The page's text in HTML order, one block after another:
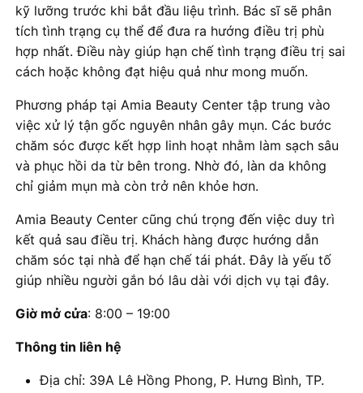
kỹ lưỡng trước khi bắt đầu liệu trình. Bác sĩ sẽ phân
tích tình trạng cụ thể để đưa ra hướng điều trị phù
hợp nhất. Điều này giúp hạn chế tình trạng điều trị sai
cách hoặc không đạt hiệu quả như mong muốn.
Phương pháp tại Amia Beauty Center tập trung vào
việc xử lý tận gốc nguyên nhân gây mụn. Các bước
chăm sóc được kết hợp linh hoạt nhằm làm sạch sâu
và phục hồi da từ bên trong. Nhờ đó, làn da không
chỉ giảm mụn mà còn trở nên khỏe hơn.
Amia Beauty Center cũng chú trọng đến việc duy trì
kết quả sau điều trị. Khách hàng được hướng dẫn
chăm sóc tại nhà để hạn chế tái phát. Đây là yếu tố
giúp nhiều người gắn bó lâu dài với dịch vụ tại đây.
Giờ mở cửa: 8:00 – 19:00
Thông tin liên hệ
Địa chỉ: 39A Lê Hồng Phong, P. Hưng Bình, TP.